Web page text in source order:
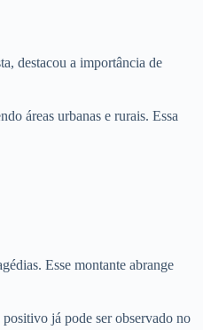
destacou a importância de
áreas urbanas e rurais. Essa
Esse montante abrange
já pode ser observado no